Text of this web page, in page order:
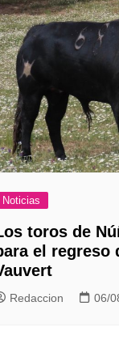
Noticias
toros de
el regreso
Redaccion 06/